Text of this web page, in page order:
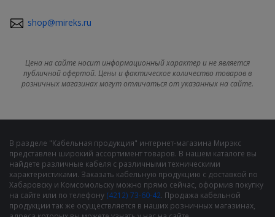
shop@mireks.ru
Цена на сайте носит информационный характер и не является
публичной офертой. Цены и фактическое количество товаров в
розничных магазинах могут отличаться от указанных на сайте.
В разделе "Кабельная продукция" интернет-магазина Мирэкс
представлен широкий ассортимент товаров. В нашем каталоге вы
найдете различные кабеля с различными техническими
характеристиками. Заказать кабельную продукцию с доставкой по
Хабаровску и Комсомольску можно прямо сейчас, оформив покупку
на сайте или по телефону (4212) 73-60-42. Продажа кабельной
продукции так же осуществляется в наших розничных магазинах,